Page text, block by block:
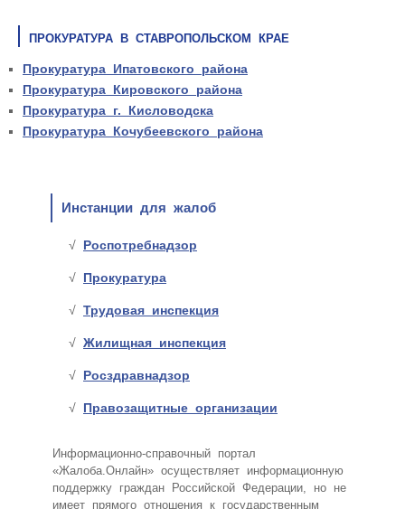
ПРОКУРАТУРА В СТАВРОПОЛЬСКОМ КРАЕ
Прокуратура Ипатовского района
Прокуратура Кировского района
Прокуратура г. Кисловодска
Прокуратура Кочубеевского района
Инстанции для жалоб
Роспотребнадзор
Прокуратура
Трудовая инспекция
Жилищная инспекция
Росздравнадзор
Правозащитные организации
Информационно-справочный портал
«Жалоба.Онлайн» осуществляет информационную
поддержку граждан Российской Федерации, но не
имеет прямого отношения к государственным